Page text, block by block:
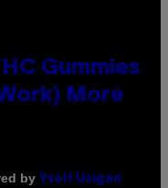
Gummies
More
by Ysolt Usigan